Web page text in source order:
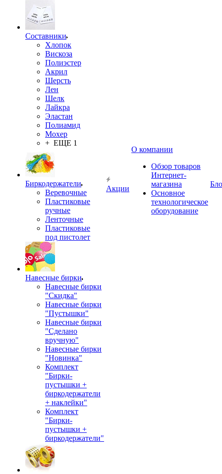
Составники
Хлопок
Вискоза
Полиэстер
Акрил
Шерсть
Лен
Шелк
Лайкра
Эластан
Полиамид
Мохер
+ ЕЩЕ 1
Биркодержатели
Веревочные
Пластиковые
ручные
Ленточные
Пластиковые
под пистолет
Навесные бирки
Навесные бирки
"Скидка"
Навесные бирки
"Пустышки"
Навесные бирки
"Сделано
вручную"
Навесные бирки
"Новинка"
Комплект
"Бирки-
пустышки +
биркодержатели
+ наклейки"
Комплект
"Бирки-
пустышки +
биркодержатели"
Акции
О компании
Обзор товаров
Интернет-
магазина
Основное
технологическое
оборудование